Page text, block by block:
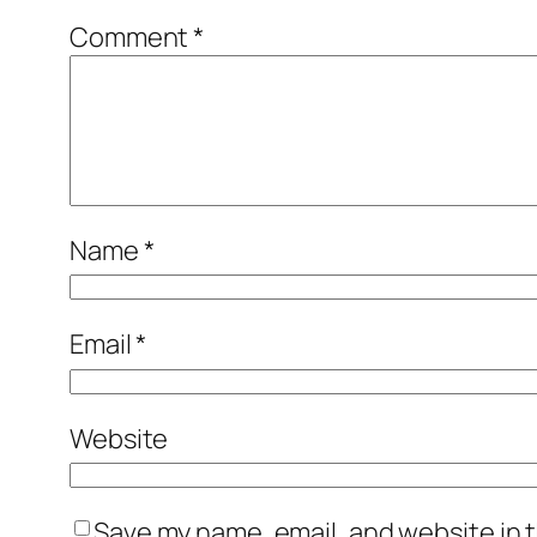
Comment*
Name*
Email*
Website